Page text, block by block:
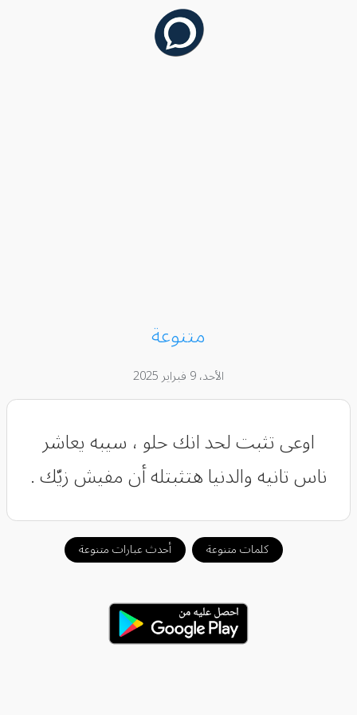
متنوعة
الأحد، 9 فبراير 2025
اوعى تثبت لحد انك حلو ، سيبه يعاشر
ناس تانيه والدنيا هتثبتله أن مفيش زيّك .
كلمات متنوعة أحدث عبارات متنوعة